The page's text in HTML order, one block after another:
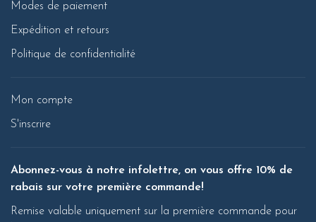
Modes de paiement
Expédition et retours
Politique de confidentialité
Mon compte
S'inscrire
Abonnez-vous à notre infolettre, on vous offre 10% de
rabais sur votre première commande!
Remise valable uniquement sur la première commande pour